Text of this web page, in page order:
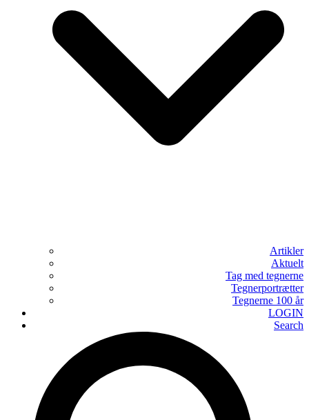
Artikler
Aktuelt
Tag med tegnerne
Tegnerportrætter
Tegnerne 100 år
LOGIN
Search